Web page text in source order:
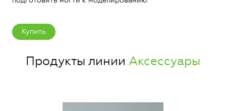
Купить
Продукты линии Аксессуары